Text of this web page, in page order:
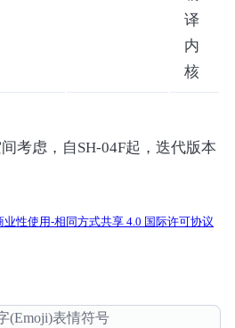
译
内
核
考虑，自SH-04F起，迭代版本
性使用-相同方式共享 4.0 国际许可协议